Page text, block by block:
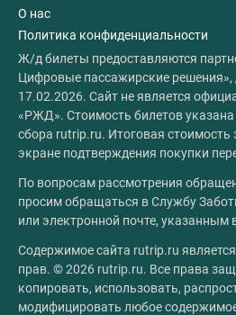
О нас
Политика конфиденциальности
Ж/д билеты предоставляются
Цифровые пассажирские
17.02.2026. Сайт не является
«РЖД». Стоимость билетов указана
сбора rutrip.ru. Итоговая стоимость
экране подтверждения покупки
По вопросам рассмотрения
просим обращаться в Службу
или электронной почте, указанным
Содержимое сайта rutrip.ru
прав. © 2026 rutrip.ru. Все права
копировать, использовать,
модифицировать любое содержимое